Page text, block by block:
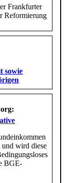
Frankfurter
Reformierung
sowie
und wird diese
BGE-